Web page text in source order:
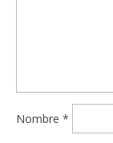
Nombre *